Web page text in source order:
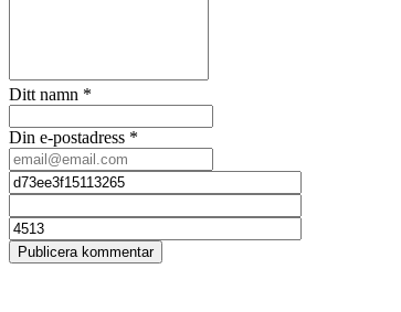
Ditt namn *
Din e-postadress *
Publicera kommentar